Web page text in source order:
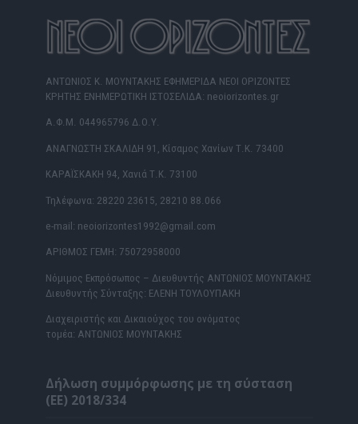
ΑΝΤΩΝΙΟΣ Κ. ΜΟΥΝΤΑΚΗΣ ΕΦΗΜΕΡΙΔΑ ΝΕΟΙ ΟΡΙΖΟΝΤΕΣ
ΚΡΗΤΗΣ ΕΝΗΜΕΡΩΤΙΚΗ ΙΣΤΟΣΕΛΙΔΑ: neoiorizontes.gr
Α.Φ.Μ. 044965796 Δ.Ο.Υ.
ΑΝΑΓΝΩΣΤΗ ΣΚΑΛΙΔΗ 91, Κίσαμος Χανίων Τ.Κ. 73400
ΚΑΡΑΪΣΚΑΚΗ 94, Χανιά Τ.Κ. 73100
Τηλέφωνα: 28220 23615, 28210 88.066
e-mail: neoiorizontes1992@gmail.com
ΑΡΙΘΜΟΣ ΓΕΜΗ: 75072958000
Νόμιμος Εκπρόσωπος – Διευθυντής ΑΝΤΩΝΙΟΣ ΜΟΥΝΤΑΚΗΣ
Διευθυντής Σύνταξης: ΕΛΕΝΗ ΤΟΥΛΟΥΠΑΚΗ
Διαχειριστής και Δικαιούχος του ονόματος
τομέα: ΑΝΤΩΝΙΟΣ ΜΟΥΝΤΑΚΗΣ
Δήλωση συμμόρφωσης με τη σύσταση
(ΕΕ) 2018/334